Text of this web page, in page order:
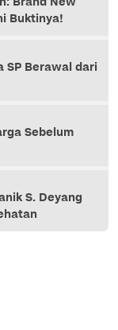
Buktinya!
SP Berawal dari
Sebelum
S. Deyang